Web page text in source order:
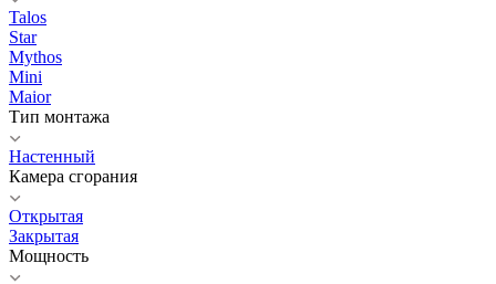
Talos
Star
Mythos
Mini
Maior
Тип монтажа
Настенный
Камера сгорания
Открытая
Закрытая
Мощность